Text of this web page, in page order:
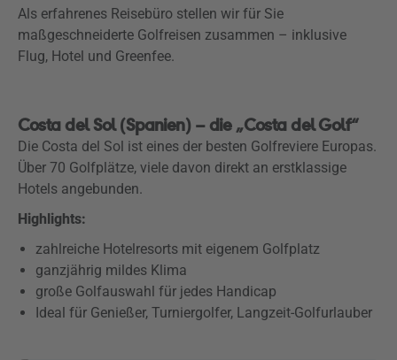
Als erfahrenes Reisebüro stellen wir für Sie
maßgeschneiderte Golfreisen zusammen – inklusive
Flug, Hotel und Greenfee.
Costa del Sol (Spanien) – die „Costa del Golf“
Die Costa del Sol ist eines der besten Golfreviere Europas.
Über 70 Golfplätze, viele davon direkt an erstklassige
Hotels angebunden.
Highlights:
zahlreiche Hotelresorts mit eigenem Golfplatz
ganzjährig mildes Klima
große Golfauswahl für jedes Handicap
Ideal für Genießer, Turniergolfer, Langzeit-Golfurlauber